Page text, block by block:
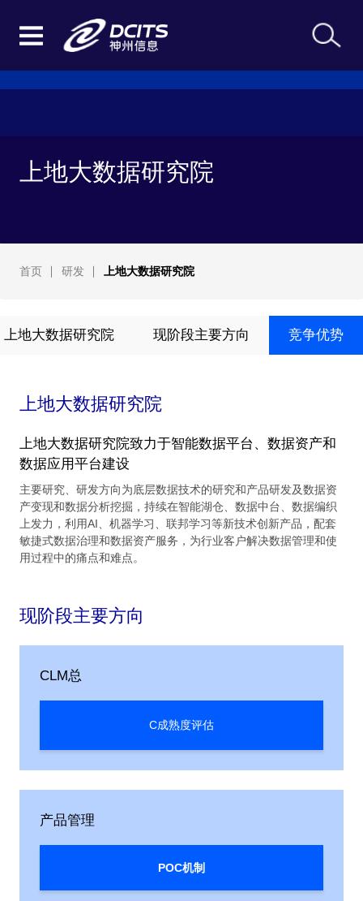
上地大数据研究院
首页 研发 上地大数据研究院
上地大数据研究院 现阶段主要方向 竞争优势
上地大数据研究院
上地大数据研究院致力于智能数据平台、数据资产和
数据应用平台建设
主要研究、研发方向为底层数据技术的研究和产品研发及数据资
产变现和数据分析挖掘，持续在智能湖仓、数据中台、数据编织
上发力，利用AI、机器学习、联邦学习等新技术创新产品，配套
敏捷式数据治理和数据资产服务，为行业客户解决数据管理和使
用过程中的痛点和难点。
现阶段主要方向
CLM总
C成熟度评估
产品管理
POC机制